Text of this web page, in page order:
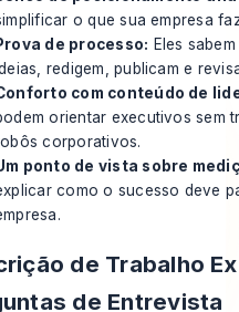
o que sua empresa
de processo: Eles
redigem, publicam e
com conteúdo de
orientar executivos sem
corporativos.
ponto de vista sobre
como o sucesso deve
de Trabalho
de Entrevista